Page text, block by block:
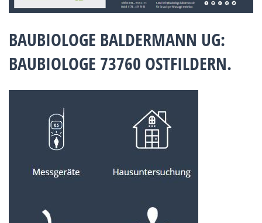
BAUBIOLOGE BALDERMANN UG:
BAUBIOLOGE 73760 OSTFILDERN.